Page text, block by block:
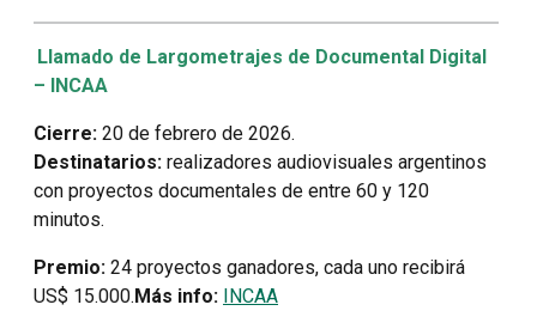
Llamado de Largometrajes de Documental Digital
– INCAA
Cierre: 20 de febrero de 2026.
Destinatarios: realizadores audiovisuales argentinos
con proyectos documentales de entre 60 y 120
minutos.
Premio: 24 proyectos ganadores, cada uno recibirá
US$ 15.000.Más info: INCAA